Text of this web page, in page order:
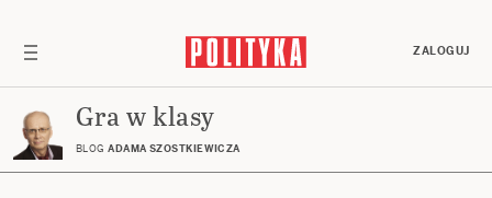
ZALOGUJ
Gra w klasy
BLOG ADAMA SZOSTKIEWICZA